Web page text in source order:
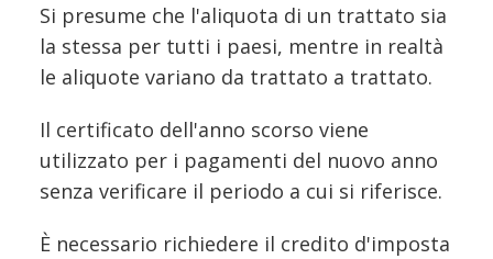
Si presume che l'aliquota di un trattato sia
la stessa per tutti i paesi, mentre in realtà
le aliquote variano da trattato a trattato.
Il certificato dell'anno scorso viene
utilizzato per i pagamenti del nuovo anno
senza verificare il periodo a cui si riferisce.
È necessario richiedere il credito d'imposta